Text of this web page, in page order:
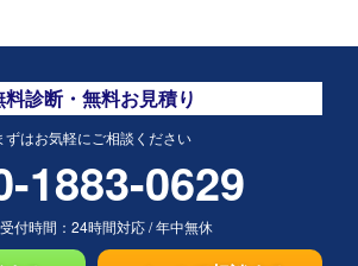
料診断・無料お見積り
ずはお気軽にご相談ください
1883-0629
付時間： 24時間対応/年中無休